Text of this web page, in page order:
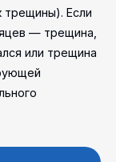
трещины). Если
— трещина,
или трещина